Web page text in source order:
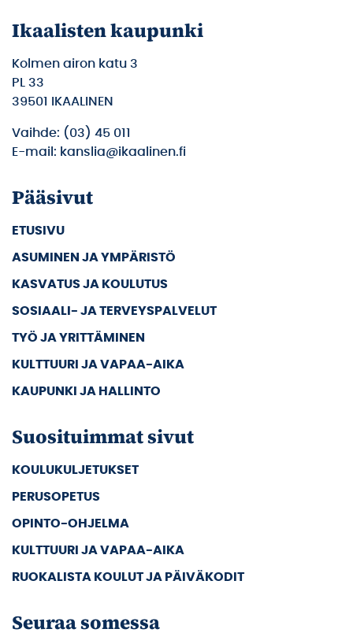
Ikaalisten kaupunki
Kolmen airon katu 3
PL 33
39501 IKAALINEN
Vaihde: (03) 45 011
E-mail: kanslia@ikaalinen.fi
Pääsivut
ETUSIVU
ASUMINEN JA YMPÄRISTÖ
KASVATUS JA KOULUTUS
SOSIAALI- JA TERVEYSPALVELUT
TYÖ JA YRITTÄMINEN
KULTTUURI JA VAPAA-AIKA
KAUPUNKI JA HALLINTO
Suosituimmat sivut
KOULUKULJETUKSET
PERUSOPETUS
OPINTO-OHJELMA
KULTTUURI JA VAPAA-AIKA
RUOKALISTA KOULUT JA PÄIVÄKODIT
Seuraa somessa